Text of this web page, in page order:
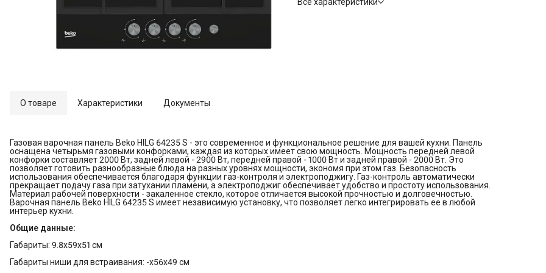
а электроподжиг обеспечивает удобство и простоту
Газ-контроль
Электроподжиг
Дополнительная информация:
Решетки эмалированные
Функция блокировки подачи газа
Тип газа: G 20/ G 30
О товаре Характеристики Документы
Газовая варочная панель Beko HILG 64235 S - это современное и функциональное решение для вашей кухни. Панель
оснащена четырьмя газовыми конфорками, каждая из которых имеет свою мощность. Мощность передней левой
конфорки составляет 2000 Вт, задней левой - 2900 Вт, передней правой - 1000 Вт и задней правой - 2000 Вт. Это
позволяет готовить разнообразные блюда на разных уровнях мощности, экономя при этом газ. Безопасность
использования обеспечивается благодаря функции газ-контроля и электроподжигу. Газ-контроль автоматически
прекращает подачу газа при затухании пламени, а электроподжиг обеспечивает удобство и простоту использования.
Материал рабочей поверхности - закаленное стекло, которое отличается высокой прочностью и долговечностью.
Варочная панель Beko HILG 64235 S имеет независимую установку, что позволяет легко интегрировать ее в любой
интерьер кухни.
Общие данные:
Габариты: 9.8х59х51 см
Габариты ниши для встраивания: -х56х49 см